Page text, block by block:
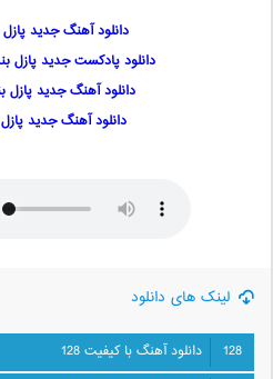
دانلود آهنگ جدید پازل
دانلود پادکست جدید پازل
دانلود آهنگ جدید پازل
دانلود آهنگ جدید پازل
لینک های دانلود
128
دانلود آهنگ با کیفیت 128